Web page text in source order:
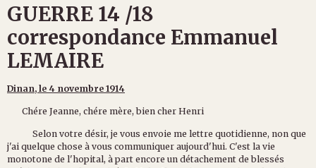
GUERRE 14 /18
correspondance Emmanuel
LEMAIRE
Dinan, le 4 novembre 1914
Chére Jeanne, chére mère, bien cher Henri
Selon votre désir, je vous envoie me lettre quotidienne, non que
j'ai quelque chose à vous communiquer aujourd'hui. C'est la vie
monotone de l'hopital, à part encore un détachement de blessés